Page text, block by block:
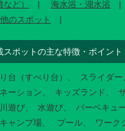
ど）
海水浴・湖水浴
のスポット
スポットの主な特徴・ポイント
台（すべり台） スライダー
ーション キッズランド
川遊び 水遊び
バーベキュ
キャンプ場 プール
ワーク